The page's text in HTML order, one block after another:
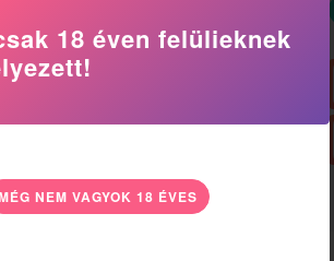
18 éven felülieknek
NEM VAGYOK 18 ÉVES